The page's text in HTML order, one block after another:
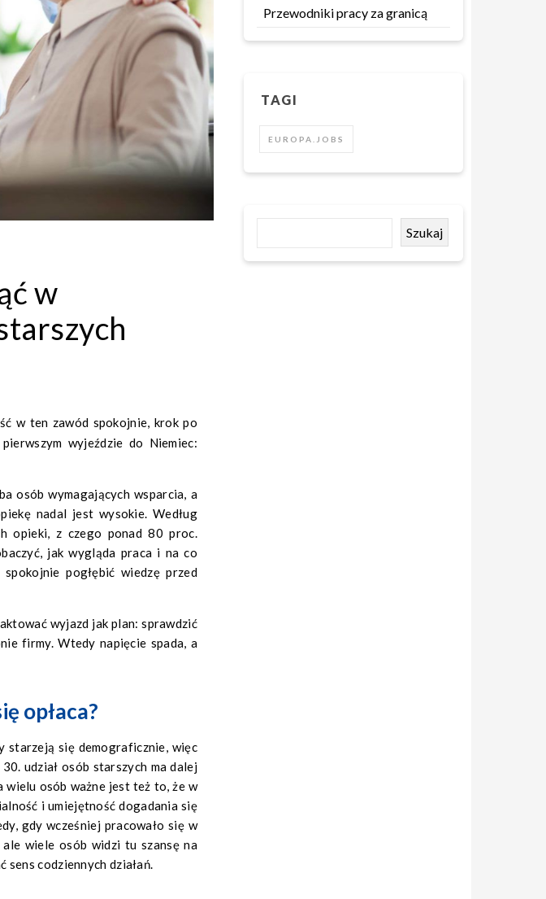
w
wyjeździe do Niemiec:
osób wymagających wsparcia, a
nadal jest wysokie. Według
opieki, z czego ponad 80 proc.
jak wygląda praca i na co
pogłębić wiedzę przed
wyjazd jak plan: sprawdzić
firmy. Wtedy napięcie spada, a
opłaca?
starzeją się demograficznie, więc
udział osób starszych ma dalej
wielu osób ważne jest też to, że w
i umiejętność dogadania się
gdy wcześniej pracowało się w
wiele osób widzi tu szansę na
codziennych działań.
Przewodniki pracy za granicą
TAGI
EUROPA.JOBS
Szukaj